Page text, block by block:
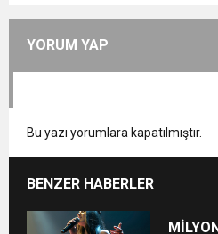
YORUM YAP
Bu yazı yorumlara kapatılmıştır.
BENZER HABERLER